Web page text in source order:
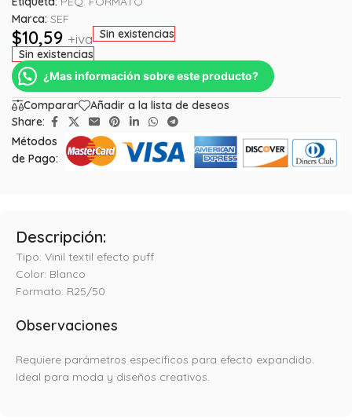
Marca: SEF
$10,59 +iva Sin existencias
Sin existencias
¿Mas información sobre este producto?
Comparar
Añadir a la lista de deseos
Share:
Métodos
de Pago:
Descripción:
Tipo: Vinil textil efecto puff
Color: Blanco
Formato: R25/50
Observaciones
Requiere parámetros específicos para efecto expandido.
Ideal para moda y diseños creativos.